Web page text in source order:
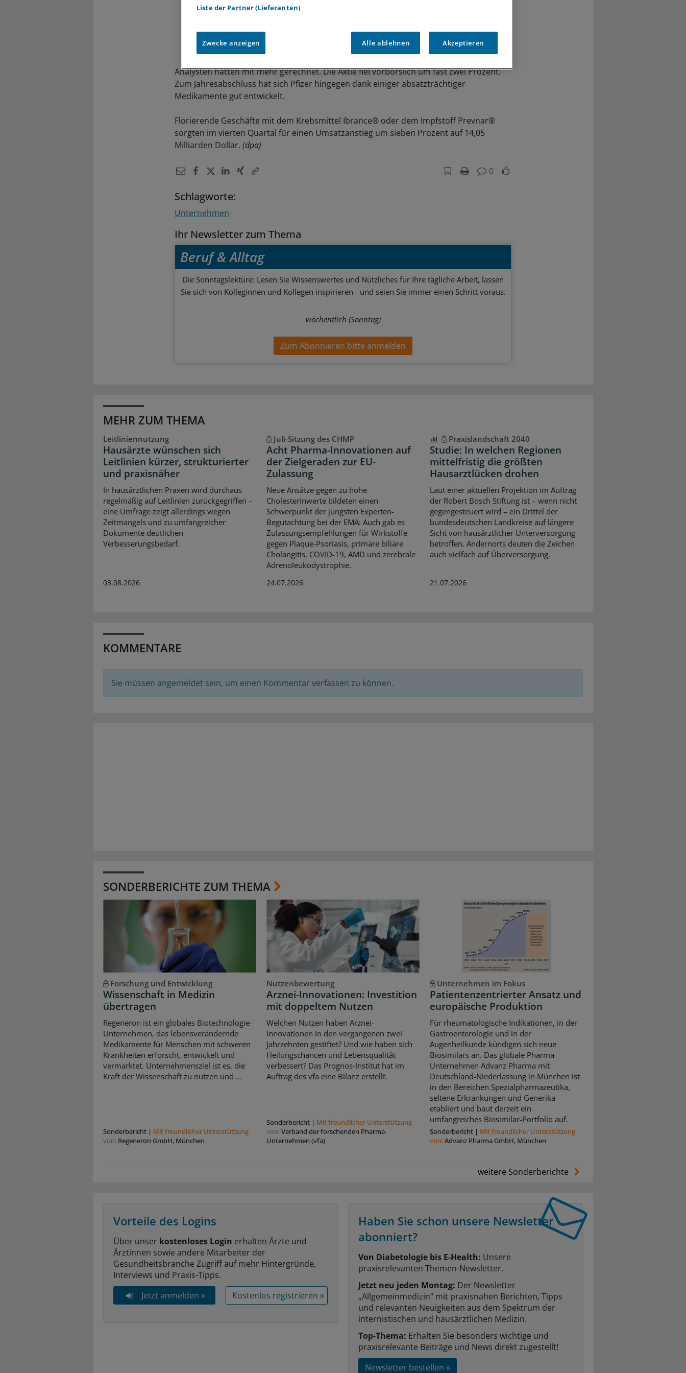
Analysten hatten mit mehr gerechnet. Die Aktie fiel vorbörslich um fast zwei Prozent.
Zum Jahresabschluss hat sich Pfizer hingegen dank einiger absatzträchtiger
Medikamente gut entwickelt.
Florierende Geschäfte mit dem Krebsmittel Ibrance® oder dem Impfstoff Prevnar®
sorgten im vierten Quartal für einen Umsatzanstieg um sieben Prozent auf 14,05
Milliarden Dollar. (dpa)
0
Schlagworte:
Unternehmen
Ihr Newsletter zum Thema
Beruf & Alltag
Die Sonntagslektüre: Lesen Sie Wissenswertes und Nützliches für Ihre tägliche Arbeit, lassen
Sie sich von Kolleginnen und Kollegen inspirieren - und seien Sie immer einen Schritt voraus.
wöchentlich (Sonntag)
Zum Abonnieren bitte anmelden
MEHR ZUM THEMA
Leitliniennutzung
Hausärzte wünschen sich
Leitlinien kürzer, strukturierter
und praxisnäher
In hausärztlichen Praxen wird durchaus
regelmäßig auf Leitlinien zurückgegriffen –
eine Umfrage zeigt allerdings wegen
Zeitmangels und zu umfangreicher
Dokumente deutlichen
Verbesserungsbedarf.
03.08.2026
Juli-Sitzung des CHMP
Acht Pharma-Innovationen auf
der Zielgeraden zur EU-
Zulassung
Neue Ansätze gegen zu hohe
Cholesterinwerte bildeten einen
Schwerpunkt der jüngsten Experten-
Begutachtung bei der EMA: Auch gab es
Zulassungsempfehlungen für Wirkstoffe
gegen Plaque-Psoriasis, primäre biliäre
Cholangitis, COVID-19, AMD und zerebrale
Adrenoleukodystrophie.
24.07.2026
Praxislandschaft 2040
Studie: In welchen Regionen
mittelfristig die größten
Hausarztlücken drohen
Laut einer aktuellen Projektion im Auftrag
der Robert Bosch Stiftung ist – wenn nicht
gegengesteuert wird – ein Drittel der
bundesdeutschen Landkreise auf längere
Sicht von hausärztlicher Unterversorgung
betroffen. Andernorts deuten die Zeichen
auch vielfach auf Überversorgung.
21.07.2026
KOMMENTARE
Sie müssen angemeldet sein, um einen Kommentar verfassen zu können.
SONDERBERICHTE ZUM THEMA
Forschung und Entwicklung
Wissenschaft in Medizin
übertragen
Regeneron ist ein globales Biotechnologie-
Unternehmen, das lebensverändernde
Medikamente für Menschen mit schweren
Krankheiten erforscht, entwickelt und
vermarktet. Unternehmensziel ist es, die
Kraft der Wissenschaft zu nutzen und ...
Sonderbericht | Mit freundlicher Unterstützung
von: Regeneron GmbH, München
Nutzenbewertung
Arznei-Innovationen: Investition
mit doppeltem Nutzen
Welchen Nutzen haben Arznei-
Innovationen in den vergangenen zwei
Jahrzehnten gestiftet? Und wie haben sich
Heilungschancen und Lebensqualität
verbessert? Das Prognos-Institut hat im
Auftrag des vfa eine Bilanz erstellt.
Sonderbericht| Mit freundlicher Unterstützung
von:Verband der forschenden Pharma-
Unternehmen (vfa)
Unternehmen im Fokus
Patientenzentrierter Ansatz und
europäische Produktion
Für rheumatologische Indikationen, in der
Gastroenterologie und in der
Augenheilkunde kündigen sich neue
Biosimilars an. Das globale Pharma-
Unternehmen Advanz Pharma mit
Deutschland-Niederlassung in München ist
in den Bereichen Spezialpharmazeutika,
seltene Erkrankungen und Generika
etabliert und baut derzeit ein
umfangreiches Biosimilar-Portfolio auf.
Sonderbericht| Mit freundlicher Unterstützung
von:Advanz Pharma GmbH, München
weitere Sonderberichte
Vorteile des Logins
Über unser kostenloses Login erhalten Ärzte und
Ärztinnen sowie andere Mitarbeiter der
Gesundheitsbranche Zugriff auf mehr Hintergründe,
Interviews und Praxis-Tipps.
Jetzt anmelden »
Kostenlos registrieren »
Haben Sie schon unsere Newsletter
abonniert?
Von Diabetologie bis E-Health: Unsere
praxisrelevanten Themen-Newsletter.
Jetzt neu jeden Montag: Der Newsletter
„Allgemeinmedizin“ mit praxisnahen Berichten, Tipps
und relevanten Neuigkeiten aus dem Spektrum der
internistischen und hausärztlichen Medizin.
Top-Thema: Erhalten Sie besonders wichtige und
praxisrelevante Beiträge und News direkt zugestellt!
Newsletter bestellen »
Liste der Partner (Lieferanten)
Zwecke anzeigen Alle ablehnen Akzeptieren